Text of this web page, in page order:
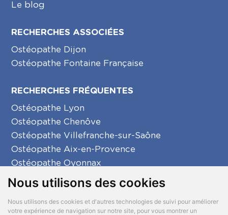
Nous utilisons des cookies
Nous utilisons des cookies et d'autres technologies de suivi pour améliorer
votre expérience de navigation sur notre site, pour vous montrer un
Le blog
RECHERCHES ASSOCIÉES
Ostéopathe Dijon
Ostéopathe Fontaine Française
RECHERCHES FRÉQUENTES
Ostéopathe Lyon
Ostéopathe Chenôve
Ostéopathe Villefranche-sur-Saône
Ostéopathe Aix-en-Provence
Ostéopathe Oyonnax
Ostéopathe Créon
Ostéopathe La Seyne-sur-Mer